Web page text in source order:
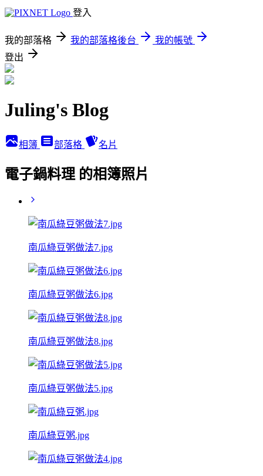
登入
我的部落格 我的部落格後台
我的帳號
登出
Juling's Blog
相簿 部落格 名片
電子鍋料理 的相簿照片
南瓜綠豆粥做法7.jpg
南瓜綠豆粥做法6.jpg
南瓜綠豆粥做法8.jpg
南瓜綠豆粥做法5.jpg
南瓜綠豆粥.jpg